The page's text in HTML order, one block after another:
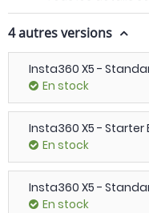
4 autres versions
Insta360 X5 -
En stock
Insta360 X5 - Starter
En stock
Insta360 X5 -
En stock